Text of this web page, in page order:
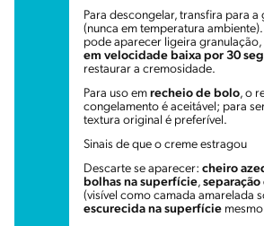
Para descongelar, transfira para
(nunca em temperatura
pode aparecer ligeira granulação,
em velocidade baixa por 30
restaurar a cremosidade.
Para uso em recheio de bolo, o
congelamento é aceitável; para
textura original é preferível.
Sinais de que o creme estragou
Descarte se aparecer: cheiro
bolhas na superfície,
(visível como camada amarelada
escurecida na superfície